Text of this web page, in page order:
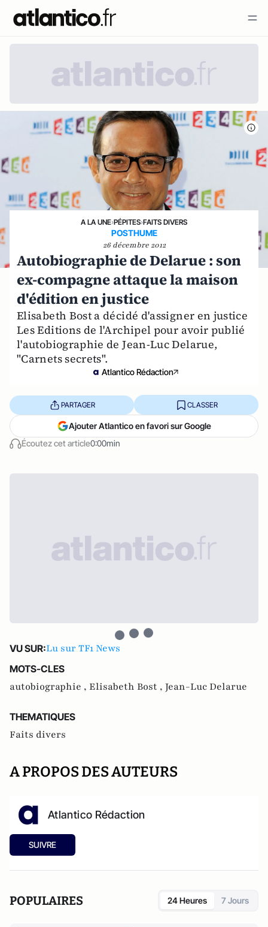
A LA UNE›PÉPITES›FAITS DIVERS
POSTHUME
26 décembre 2012
Autobiographie de Delarue : son
ex-compagne attaque la maison
d'édition en justice
Elisabeth Bost a décidé d'assigner en justice
Les Editions de l'Archipel pour avoir publié
l'autobiographie de Jean-Luc Delarue,
"Carnets secrets".
Atlantico Rédaction
Écoutez cet article0:00min
PARTAGER CLASSER
Ajouter Atlantico en favori sur Google
VU SUR:Lu sur TF1 News
MOTS-CLES
autobiographie , Elisabeth Bost , Jean-Luc Delarue
THEMATIQUES
Faits divers
A PROPOS DES AUTEURS
Atlantico Rédaction
SUIVRE
POPULAIRES 24 Heures 7 Jours